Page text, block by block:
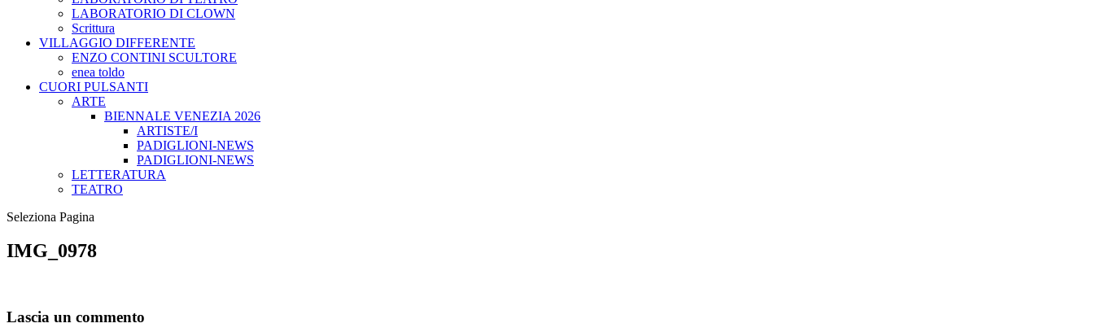
LABORATORIO DI CLOWN
Scrittura
VILLAGGIO DIFFERENTE
ENZO CONTINI SCULTORE
enea toldo
CUORI PULSANTI
ARTE
BIENNALE VENEZIA 2026
ARTISTE/I
PADIGLIONI-NEWS
PADIGLIONI-NEWS
LETTERATURA
TEATRO
Seleziona Pagina
IMG_0978
Lascia un commento